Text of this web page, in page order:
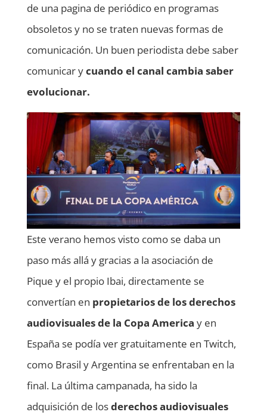
de una pagina de periódico en programas
obsoletos y no se traten nuevas formas de
comunicación. Un buen periodista debe saber
comunicar ycuando el canal cambia saber
evolucionar.
Este verano hemos visto como se daba un
paso más allá y gracias a la asociación de
Pique y el propio Ibai, directamente se
convertían en propietarios de los derechos
audiovisuales de la Copa America y en
España se podía ver gratuitamente en Twitch,
como Brasil y Argentina se enfrentaban en la
final. La última campanada, ha sido la
adquisición de losderechos audiovisuales